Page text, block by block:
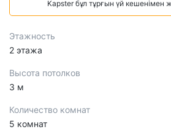
Kapster бұл тұрғын үй кешенімен
Этажность
2 этажа
Высота потолков
3 м
Количество комнат
5 комнат